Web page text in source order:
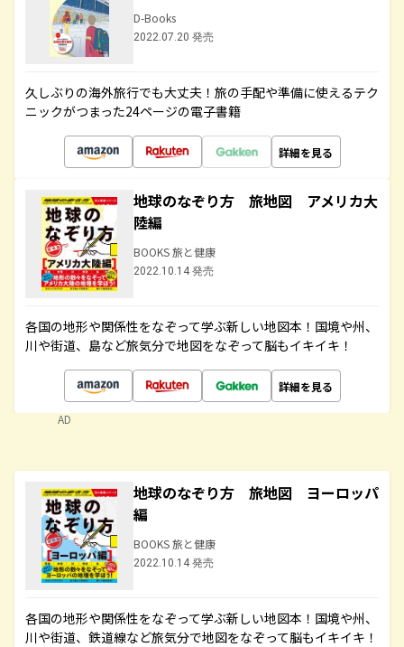
D-Books
2022.07.20 発売
久しぶりの海外旅行でも大丈夫！旅の手配や準備に使えるテク
ニックがつまった24ページの電子書籍
詳細を見る
地球のなぞり方 旅地図 アメリカ大
陸編
BOOKS 旅と健康
2022.10.14 発売
各国の地形や関係性をなぞって学ぶ新しい地図本！国境や州、
川や街道、島など旅気分で地図をなぞって脳もイキイキ！
詳細を見る
AD
地球のなぞり方 旅地図 ヨーロッパ
編
BOOKS 旅と健康
2022.10.14 発売
各国の地形や関係性をなぞって学ぶ新しい地図本！国境や州、
川や街道、鉄道線など旅気分で地図をなぞって脳もイキイキ！